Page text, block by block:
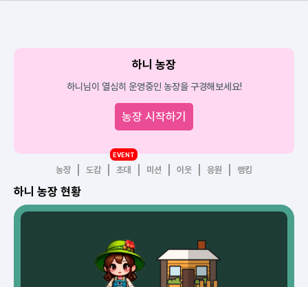
하니 농장
하니님이 열심히 운영중인 농장을 구경해보세요!
농장 시작하기
농장 도감 초대
EVENT
미션 이웃 응원 랭킹
하니 농장 현황